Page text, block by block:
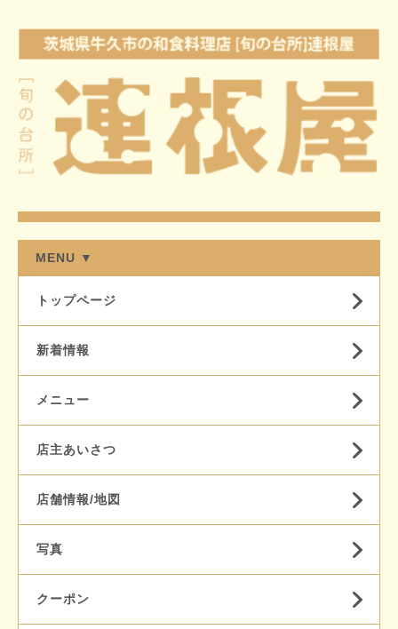
MENU ▼
トップページ
新着情報
メニュー
店主あいさつ
店舗情報/地図
写真
クーポン